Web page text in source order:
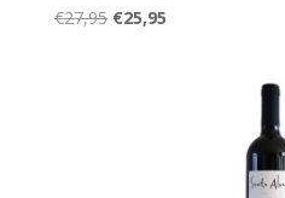
€27,95 Oorspronkelijke
€25,95Huidige